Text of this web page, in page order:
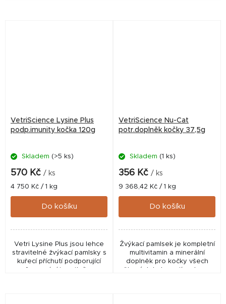
VetriScience Lysine Plus
podp.imunity kočka 120g
Skladem (>5 ks)
570 Kč / ks
Měrná
cena:
4 750 Kč / 1 kg
Do košíku
Vetri Lysine Plus jsou lehce
stravitelné žvýkací pamlsky s
kuřecí příchutí podporující
fungování imunitního
VetriScience Nu-Cat
potr.doplněk kočky 37,5g
Skladem (1 ks)
356 Kč / ks
Měrná
cena:
9 368,42 Kč / 1 kg
Do košíku
Žvýkací pamlsek je kompletní
multivitamin a minerální
doplněk pro kočky všech
věkových kategorií a plemen